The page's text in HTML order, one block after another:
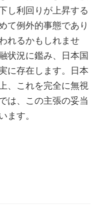
し利回りが上昇する
て例外的事態であり
れるかもしれませ
状況に鑑み、日本国
に存在します。日本
、これを完全に無視
は、この主張の妥当
ます。